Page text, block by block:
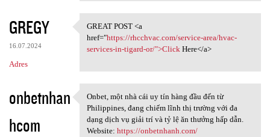
GREGY
16.07.2024
Adres
GREAT POST <a href="https:/
GREAT POST <a
href="https://rhcchvac.com/service-area/hvac-
services-in-tigard-or/">ClickHere</a>
onbetnhan
hcom
Onbet, một nhà cái uy tín
Onbet, một nhà cái uy tín hàng đầu đến từ
Philippines, đang chiếm lĩnh thị trường với đa
dạng dịch vụ giải trí và tỷ lệ ăn thưởng hấp dẫn.
Website: https://onbetnhanh.com/